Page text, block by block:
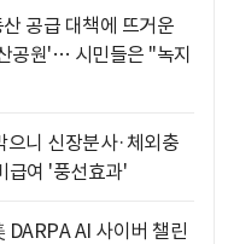
공급 대책에 뜨거운
공원'… 시민들은 "녹지
으니 신장분사·체외충
여 '풍선효과'
DARPA AI 사이버 챌린